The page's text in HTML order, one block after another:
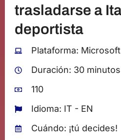
trasladarse a
deportista
Plataforma:
Duración: 30 minutos
110
Idioma: IT - EN
Cuándo: ¡tú decides!